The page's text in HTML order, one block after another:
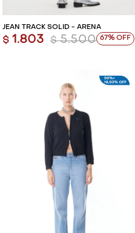
JEAN TRACK SOLID - ARENA
$ 1.803 $ 5.500 67